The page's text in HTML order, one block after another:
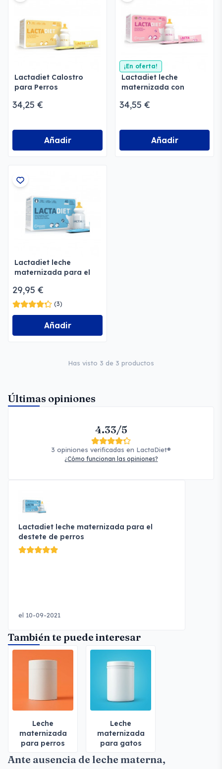
Lactadiet Calostro
para Perros
34,25 €
Añadir
¡En oferta!
Lactadiet leche
maternizada con
34,55 €
Añadir
Lactadiet leche
maternizada para el
29,95 €
(3)
Añadir
Has visto 3 de 3 productos
Últimas opiniones
4.33/5
3 opiniones verificadas en LactaDiet®
¿Cómo funcionan las opiniones?
Lactadiet leche maternizada para el
destete de perros
el 10-09-2021
También te puede interesar
Leche
maternizada
para perros
Leche
maternizada
para gatos
Ante ausencia de leche materna,